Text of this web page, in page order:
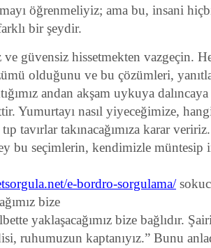
öğrenmeliyiz; ama bu, insani
bir şeydir.
ve güvensiz hissetmekten vazgeçin.
olduğunu ve bu çözümleri,
andan akşam uykuya dalıncaya
Yumurtayı nasıl yiyeceğimize,
tıp tavırlar takınacağımıza karar
bu seçimlerin, kendimizle müntesip
e-bordro-sorgulama/
bize
yaklaşacağımız bize bağlıdır.
ruhumuzun kaptanıyız.” Bunu